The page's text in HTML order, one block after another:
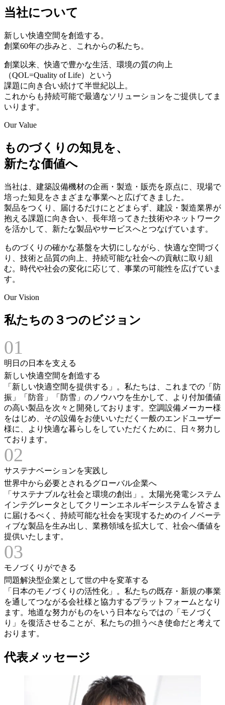
当社について
新しい快適空間を創造する。
創業60年の歩みと、これからの私たち。
創業以来、快適で豊かな生活、環境の質の向上
（QOL=Quality of Life）という
課題に向き合い続けて半世紀以上。
これからも持続可能で最適なソリューションをご提供してま
いります。
Our Value
ものづくりの知見を、
新たな価値へ
当社は、建築設備機材の企画・製造・販売を原点に、現場で
培った知見をさまざまな事業へと広げてきました。
製品をつくり、届けるだけにとどまらず、建設・製造業界が
抱える課題に向き合い、長年培ってきた技術やネットワーク
を活かして、新たな製品やサービスへとつなげています。
ものづくりの確かな基盤を大切にしながら、快適な空間づく
り、技術と品質の向上、持続可能な社会への貢献に取り組
む。時代や社会の変化に応じて、事業の可能性を広げていま
す。
Our Vision
私たちの３つのビジョン
01
明日の日本を支える
新しい快適空間を創造する
「新しい快適空間を提供する」。私たちは、これまでの「防
振」「防音」「防雪」のノウハウを生かして、より付加価値
の高い製品を次々と開発しております。空調設備メーカー様
をはじめ、その設備をお使いいただく一般のエンドユーザー
様に、より快適な暮らしをしていただくために、日々努力し
ております。
02
サステナベーションを実践し
世界中から必要とされるグローバル企業へ
「サステナブルな社会と環境の創出」。太陽光発電システム
インテグレータとしてクリーンエネルギーシステムを皆さま
に届けるべく、持続可能な社会を実現するためのイノベーテ
ィブな製品を生み出し、業務領域を拡大して、社会へ価値を
提供いたします。
03
モノづくりができる
問題解決型企業として世の中を変革する
「日本のモノづくりの活性化」。私たちの既存・新規の事業
を通してつながる会社様と協力するプラットフォームとなり
ます。地道な努力がものをいう日本ならではの「モノづく
り」を復活させることが、私たちの担うべき使命だと考えて
おります。
代表メッセージ